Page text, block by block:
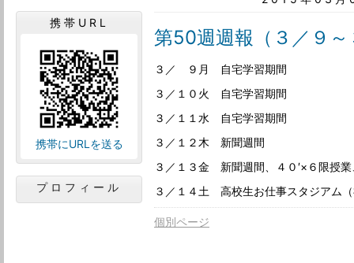
第50週週報（３／９～
３／ ９月 自宅学習期間
３／１０火 自宅学習期間
３／１１水 自宅学習期間
３／１２木 新聞週間
３／１３金 新聞週間、４０′×６限授
３／１４土 高校生お仕事スタジアム
個別ページ
携帯URL
携帯にURLを送る
プロフィール